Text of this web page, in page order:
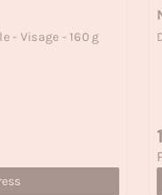
- Visage - 160 g